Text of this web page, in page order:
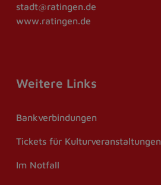
stadt@ratingen.de
www.ratingen.de
Weitere Links
Bankverbindungen
Tickets für Kulturveranstaltungen
Im Notfall